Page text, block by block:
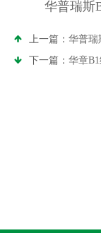
华普瑞斯
上一篇： 华普瑞
下一篇： 华章